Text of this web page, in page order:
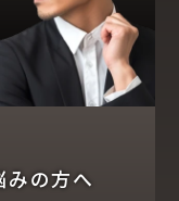
みの方へ